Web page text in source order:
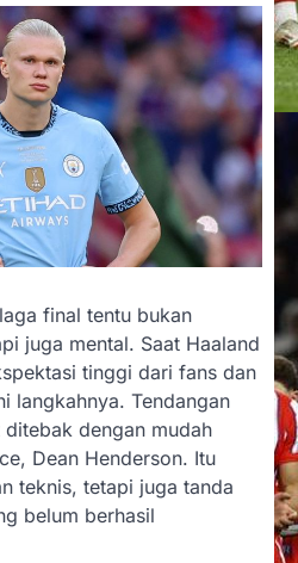
final tentu bukan
juga mental. Saat Haaland
tinggi dari fans dan
langkahnya. Tendangan
dengan mudah
Dean Henderson. Itu
teknis, tetapi juga tanda
belum berhasil